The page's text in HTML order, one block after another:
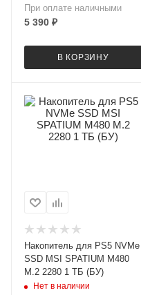
При оплате наличными
5 390 ₽
В КОРЗИНУ
Накопитель для PS5 NVMe
SSD MSI SPATIUM M480
M.2 2280 1 ТБ (БУ)
Нет в наличии